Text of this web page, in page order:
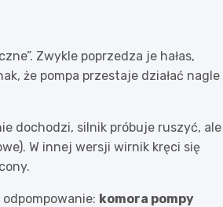
Zwykle poprzedza je hałas,
że pompa przestaje działać nagle
dochodzi, silnik próbuje ruszyć, ale
W innej wersji wirnik kręci się
komora pompy